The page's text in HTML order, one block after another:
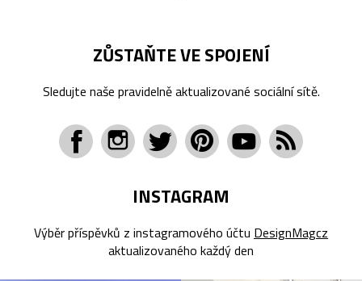
ZŮSTAŇTE VE SPOJENÍ
Sledujte naše pravidelně aktualizované sociální sítě.
INSTAGRAM
Výběr příspěvků z instagramového účtu DesignMagcz
aktualizovaného každý den